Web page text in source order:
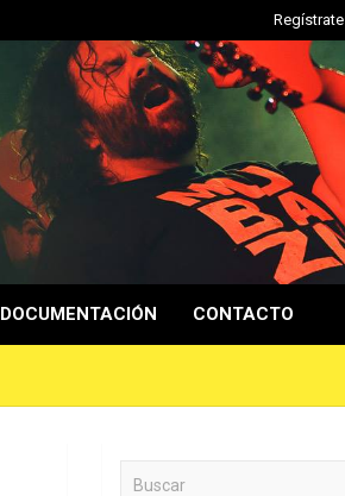
Regístrate
DOCUMENTACIÓN CONTACTO